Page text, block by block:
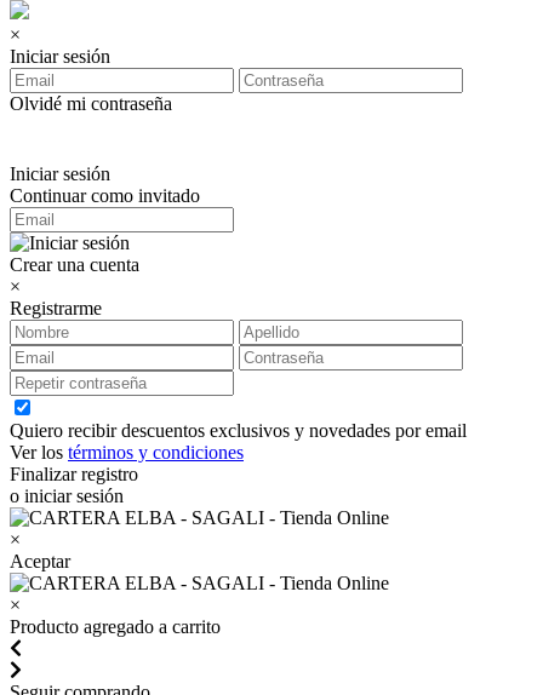
×
Iniciar sesión
Olvidé mi contraseña
Iniciar sesión
Continuar como invitado
Crear una cuenta
×
Registrarme
Quiero recibir descuentos exclusivos y novedades por email
Ver los términos y condiciones
Finalizar registro
o iniciar sesión
×
Aceptar
×
Producto agregado a carrito